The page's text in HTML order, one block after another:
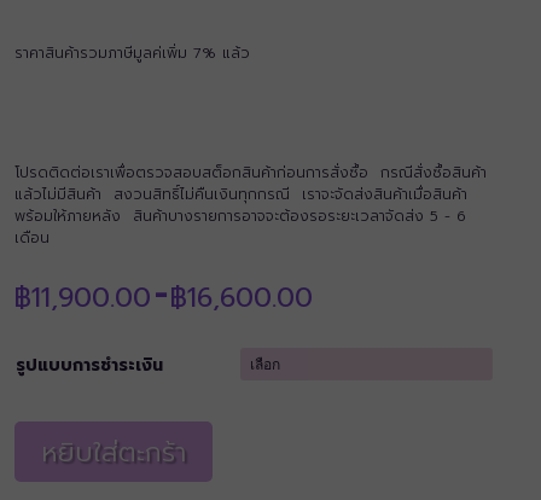
ราคาสินค้ารวมภาษีมูลค่เพิ่ม 7% แล้ว
โปรดติดต่อเราเพื่อตรวจสอบสต็อกสินค้าก่อนการสั่งซื้อ กรณีสั่งซื้อสินค้า
แล้วไม่มีสินค้า สงวนสิทธิ์ไม่คืนเงินทุกกรณี เราจะจัดส่งสินค้าเมื่อสินค้า
พร้อมให้ภายหลัง สินค้าบางรายการอาจจะต้องรอระยะเวลาจัดส่ง 5 - 6
เดือน
฿11,900.00–฿16,600.00
รูปแบบการชำระเงิน
หยิบใส่ตะกร้า